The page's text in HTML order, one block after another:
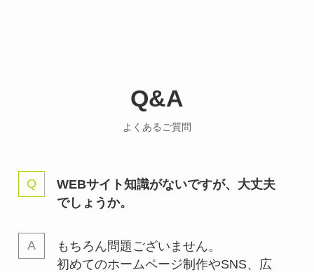
Q&A
よくあるご質問
WEBサイト知識がないですが、大丈夫
でしょうか。
もちろん問題ございません。
初めてのホームページ制作やSNS、広